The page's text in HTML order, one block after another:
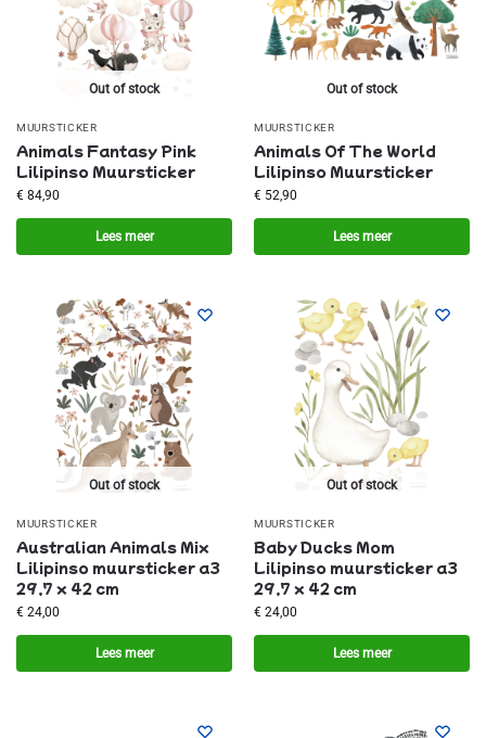
Out of stock
MUURSTICKER
Animals Fantasy Pink
Lilipinso Muursticker
€ 84,90
Lees meer
Out of stock
MUURSTICKER
Animals Of The World
Lilipinso Muursticker
€ 52,90
Lees meer
Out of stock
MUURSTICKER
Australian Animals Mix
Lilipinso muursticker a3
29,7 x 42 cm
€ 24,00
Lees meer
Out of stock
MUURSTICKER
Baby Ducks Mom
Lilipinso muursticker a3
29,7 x 42 cm
€ 24,00
Lees meer